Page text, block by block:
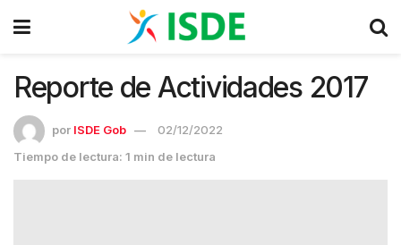
Reporte de Actividades 2017
por ISDE Gob
02/12/2022
Tiempo de lectura: 1 min de lectura